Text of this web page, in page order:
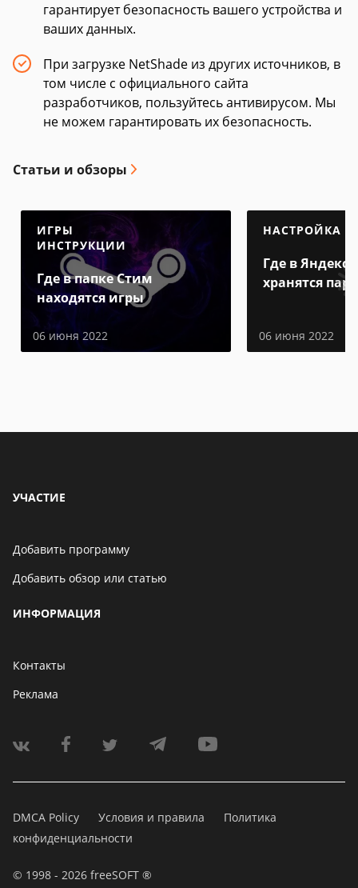
гарантирует безопасность вашего устройства и
ваших данных.
При загрузке NetShade из других источников, в
том числе с официального сайта
разработчиков, пользуйтесь антивирусом. Мы
не можем гарантировать их безопасность.
Статьи и обзоры
ИГРЫ
ИНСТРУКЦИИ
Где в папке Стим
находятся игры
06 июня 2022
НАСТРОЙКА
Где в Яндекс
хранятся
06 июня 2022
УЧАСТИЕ
Добавить программу
Добавить обзор или статью
ИНФОРМАЦИЯ
Контакты
Реклама
DMCA Policy Условия и правила
Политика
конфиденциальности
© 1998 - 2026 freeSOFT ®